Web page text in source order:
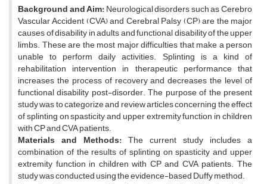
Background and Aim:Neurological disorders such as Cerebro
Vascular Accident (CVA) and Cerebral Palsy (CP) are the major
causes of disability in adults and functional disability of the upper
limbs. These are the most major difficulties that make a person
unable to perform daily activities. Splinting is a kind of
rehabilitation intervention in therapeutic performance that
increases the process of recovery and decreases the level of
functional disability post-disorder. The purpose of the present
study was to categorize and review articles concerning the effect
of splinting on spasticity and upper extremity function in children
with CP and CVA patients.
Materials and Methods: The current study includes a
combination of the results of splinting on spasticity and upper
extremity function in children with CP and CVA patients. The
study was conducted using the evidence-based Duffy method.